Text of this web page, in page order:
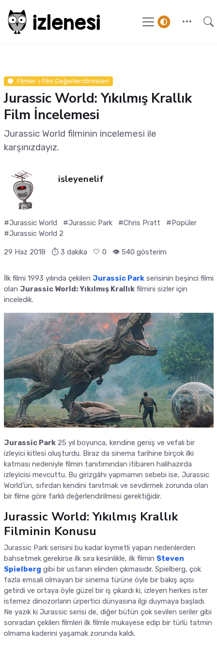
Filmler > Film Değerlendirmeleri
Jurassic World: Yıkılmış Krallık
Film İncelemesi
Jurassic World filminin incelemesi ile
karşınızdayız.
isleyenelif
29 Haz 2018 ⏱ 3 dakika 🤍 0 👁️ 540 gösterim
#Jurassic World #Jurassic Park #Chris Pratt
#Popüler
#Jurassic World 2
İlk filmi 1993 yılında çekilen Jurassic Parkserisinin beşinci filmi
olan Jurassic World: Yıkılmış Krallıkfilmini sizler için
inceledik.
Jurassic Park25 yıl boyunca, kendine geniş ve vefalı bir
izleyici kitlesi oluşturdu. Biraz da sinema tarihine birçok ilki
katması nedeniyle filmin tanıtımından itibaren halihazırda
izleyicisi mevcuttu. Bu girizgâhı yapmamın sebebi ise, Jurassic
World’ün, sıfırdan kendini tanıtmak ve sevdirmek zorunda olan
bir filme göre farklı değerlendirilmesi gerektiğidir.
Jurassic World: Yıkılmış Krallık
Filminin Konusu
Jurassic Park serisini bu kadar kıymetli yapan nedenlerden
bahsetmek gerekirse ilk sıra kesinlikle, ilk filmin Steven
Spielberg gibi bir ustanın elinden çıkmasıdır. Spielberg, çok
fazla emsali olmayan bir sinema türüne öyle bir bakış açısı
getirdi ve ortaya öyle güzel bir iş çıkardı ki, izleyen herkes ister
istemez dinozorların ürpertici dünyasına ilgi duymaya başladı.
Ne yazık ki Jurassic serisi de, diğer bütün çok sevilen seriler gibi
sonradan çekilen filmleri ilk filmle mukayese edip bir türlü tatmin
olmama kaderini yaşamak zorunda kaldı.